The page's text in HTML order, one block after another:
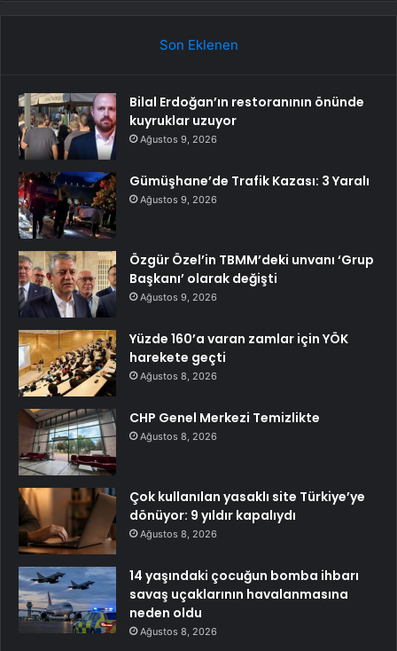
Son Eklenen
Bilal Erdoğan’ın restoranının önünde
kuyruklar uzuyor
Ağustos 9, 2026
Gümüşhane’de Trafik Kazası: 3 Yaralı
Ağustos 9, 2026
Özgür Özel’in TBMM’deki unvanı ‘Grup
Başkanı’ olarak değişti
Ağustos 9, 2026
Yüzde 160’a varan zamlar için YÖK
harekete geçti
Ağustos 8, 2026
CHP Genel Merkezi Temizlikte
Ağustos 8, 2026
Çok kullanılan yasaklı site Türkiye’ye
dönüyor: 9 yıldır kapalıydı
Ağustos 8, 2026
14 yaşındaki çocuğun bomba ihbarı
savaş uçaklarının havalanmasına
neden oldu
Ağustos 8, 2026